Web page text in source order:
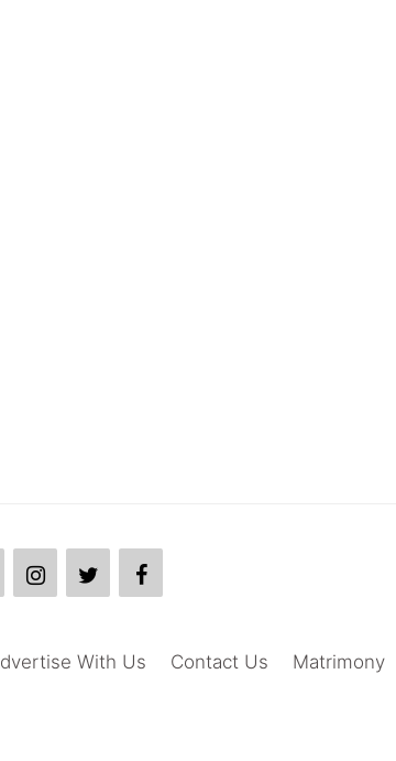
Matrimony
Contact Us
With Us